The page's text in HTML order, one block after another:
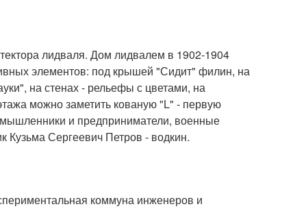
лидваля. Дом лидвалем в 1902-1904
элементов: под крышей "Сидит" филин, на
на стенах - рельефы с цветами, на
можно заметить кованую "L" - первую
и предприниматели, военные
Кузьма Сергеевич Петров - водкин.
коммуна инженеров и